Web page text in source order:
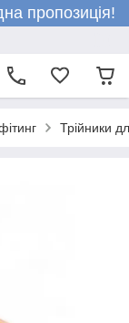
пропозиція!
Трійники